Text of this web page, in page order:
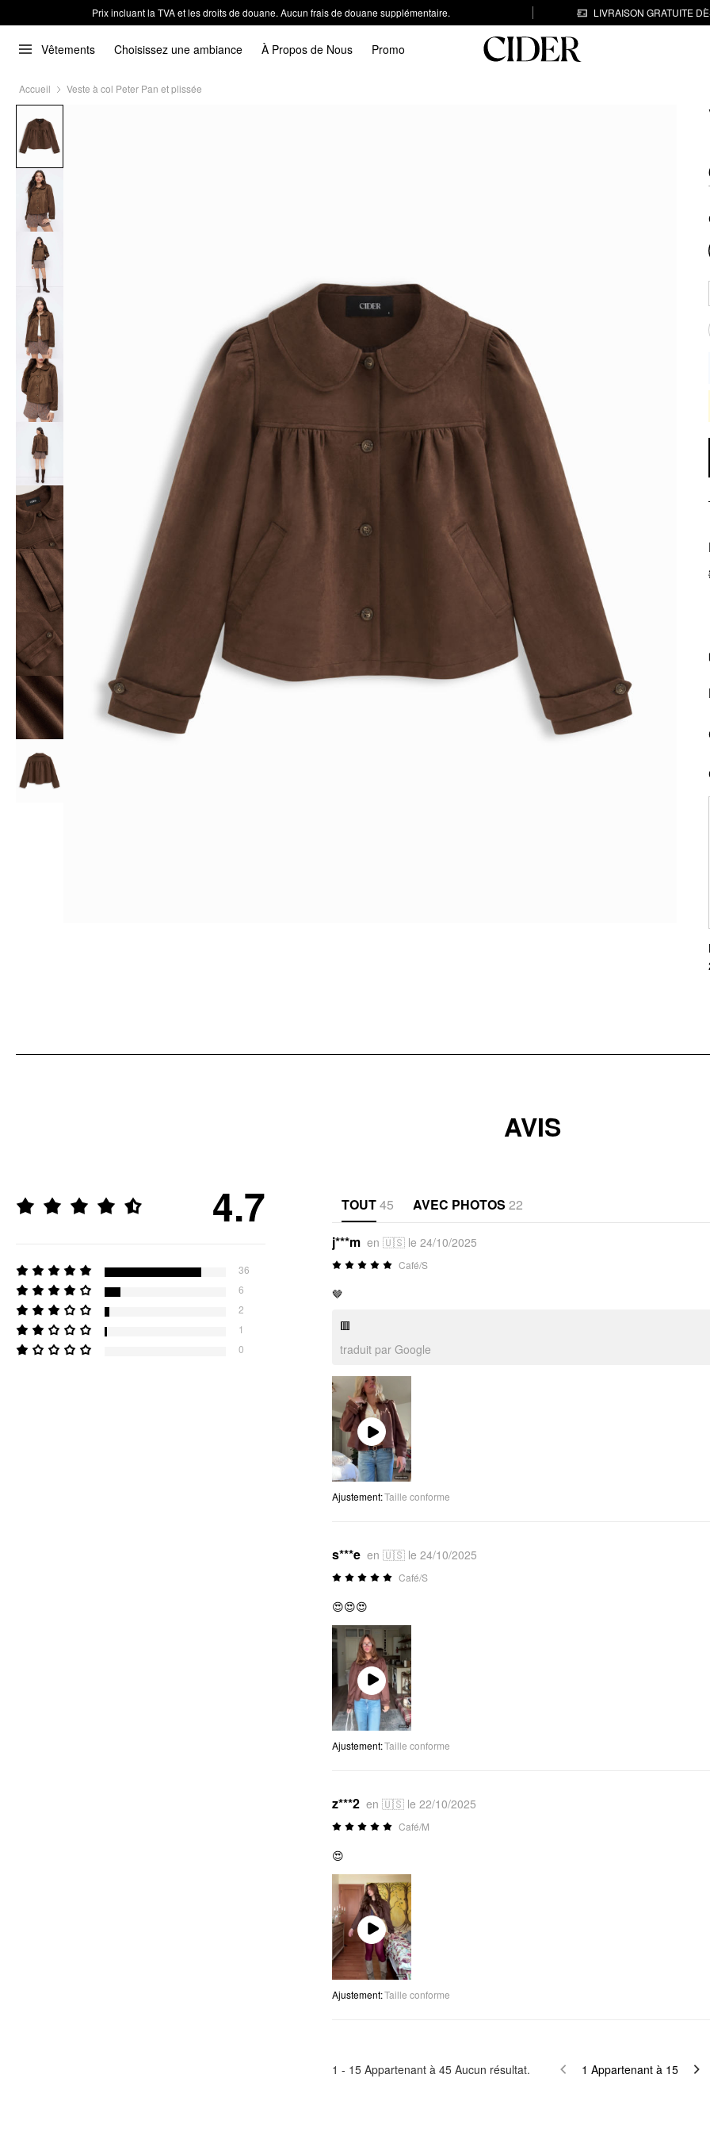
Prix incluant la TVA et les droits de douane. Aucun frais de douane supplémentaire. LIVRAISON GRATUITE
Vêtements Choisissez une ambiance À Propos de Nous Promo
Accueil Veste à col Peter Pan et plissée
AVIS
4.7
36
6
2
1
0
TOUT45 AVEC PHOTOS 22
j***m en 🇺🇸 le 24/10/2025
Café/S
🤎
🟥
traduit par Google
Play
Video
Ajustement:Taille conforme
s***e en 🇺🇸 le 24/10/2025
Café/S
😍😍😍
Play
Video
Ajustement:Taille conforme
z***2 en 🇺🇸 le 22/10/2025
Café/M
😍
Play
Video
Ajustement:Taille conforme
1 - 15 Appartenant à 45 Aucun résultat. 1 Appartenant à 15